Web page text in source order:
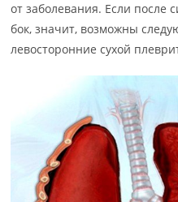
от заболевания. Если после
бок, значит, возможны
левосторонние сухой